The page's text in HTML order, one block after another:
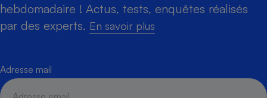
hebdomadaire ! Actus, tests, enquêtes réalisés
par des experts. En savoir plus
Adresse mail